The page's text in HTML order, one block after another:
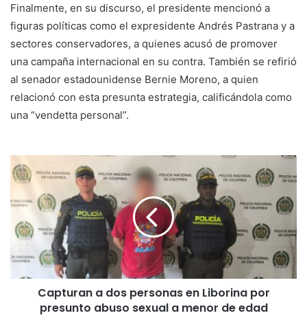
Finalmente, en su discurso, el presidente mencionó a
figuras políticas como el expresidente Andrés Pastrana y a
sectores conservadores, a quienes acusó de promover
una campaña internacional en su contra. También se refirió
al senador estadounidense Bernie Moreno, a quien
relacionó con esta presunta estrategia, calificándola como
una “vendetta personal”.
Capturan a dos personas en Liborina por
presunto abuso sexual a menor de edad